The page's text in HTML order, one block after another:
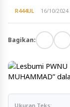
R444UL 16/10/2024
Bagikan:
Ukuran Teks: